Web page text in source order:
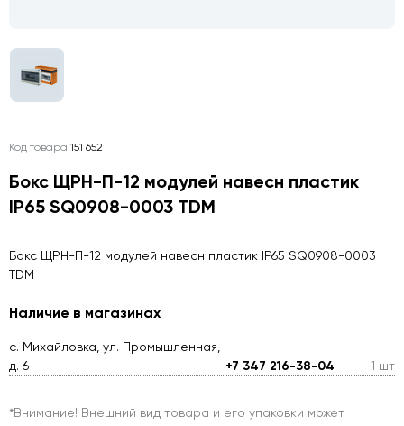
Код товара 151 652
Бокс ЩРН-П-12 модулей навесн пластик
IP65 SQ0908-0003 TDM
Бокс ЩРН-П-12 модулей навесн пластик IP65 SQ0908-0003
TDM
Наличие в магазинах
с. Михайловка, ул. Промышленная,
д. 6
+7 347 216-38-04 1 шт
*Внимание! Внешний вид товара и его упаковки может